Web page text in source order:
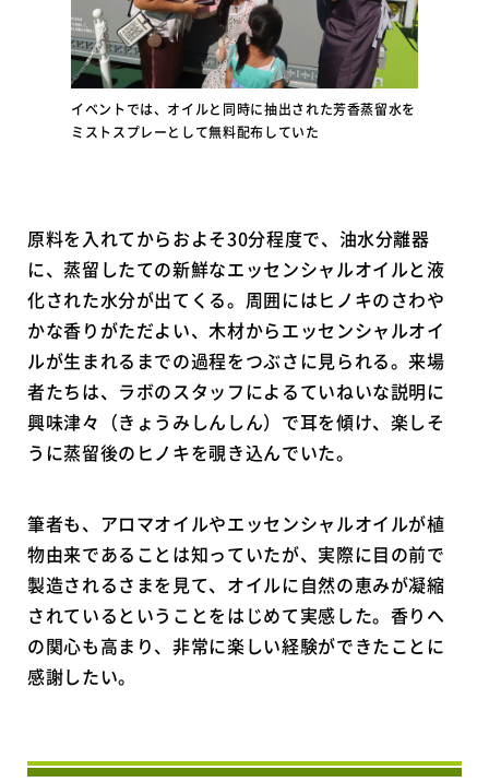
イベントでは、オイルと同時に抽出された芳香蒸留水を
ミストスプレーとして無料配布していた
原料を入れてからおよそ30分程度で、油水分離器
に、蒸留したての新鮮なエッセンシャルオイルと液
化された水分が出てくる。周囲にはヒノキのさわや
かな香りがただよい、木材からエッセンシャルオイ
ルが生まれるまでの過程をつぶさに見られる。来場
者たちは、ラボのスタッフによるていねいな説明に
興味津々（きょうみしんしん）で耳を傾け、楽しそ
うに蒸留後のヒノキを覗き込んでいた。
筆者も、アロマオイルやエッセンシャルオイルが植
物由来であることは知っていたが、実際に目の前で
製造されるさまを見て、オイルに自然の恵みが凝縮
されているということをはじめて実感した。香りへ
の関心も高まり、非常に楽しい経験ができたことに
感謝したい。